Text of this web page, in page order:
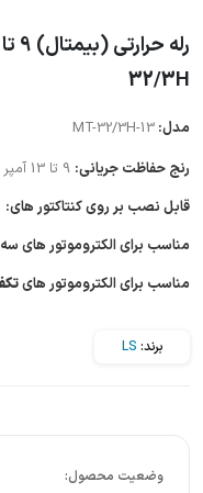
32/3H
مدل: MT-32/3H-13
رنج حفاظت جریانی:
قابل نصب بر روی کنتاکتور های:
مناسب برای الکتروموتور های سه
مناسب برای الکتروموتور های
برند: LS